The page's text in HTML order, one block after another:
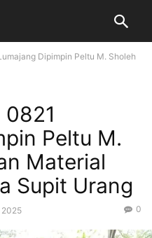
Dipimpin Peltu M. Sholeh
Peltu M.
Material
Supit Urang
2025 0